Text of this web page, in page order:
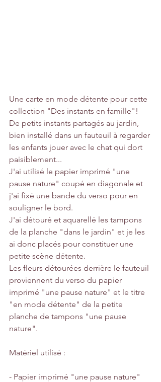
Une carte en mode détente pour cette
collection "Des instants en famille"!
De petits instants partagés au jardin,
bien installé dans un fauteuil à regarder
les enfants jouer avec le chat qui dort
paisiblement...
J'ai utilisé le papier imprimé "une
pause nature" coupé en diagonale et
j'ai fixé une bande du verso pour en
souligner le bord.
J'ai détouré et aquarellé les tampons
de la planche "dans le jardin" et je les
ai donc placés pour constituer une
petite scène détente.
Les fleurs détourées derrière le fauteuil
proviennent du verso du papier
imprimé "une pause nature" et le titre
"en mode détente" de la petite
planche de tampons "une pause
nature".
Matériel utilisé :
- Papier imprimé "une pause nature"